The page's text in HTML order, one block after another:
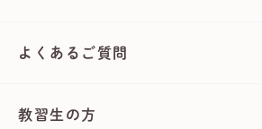
よくあるご質問
教習生の方